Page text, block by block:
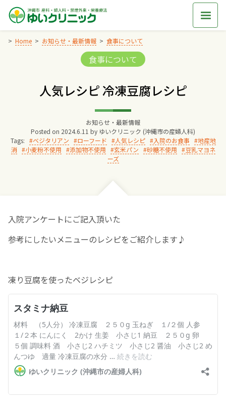
Skip
content
Home お知らせ・最新情報 食事について
Categories:
食事について
人気レシピ 冷凍豆腐レシピ
お知らせ・最新情報
Posted on 2024.6.11 by ゆいクリニック (沖縄市の産婦人科)
Tags:
ベジタリアン ローフード 人気レシピ 入院のお食事
地産地
消
小麦粉不使用 添加物不使用 玄米パン 砂糖不使用
豆乳マヨネ
ーズ
入院アンケートにご記入頂いた
参考にしたいメニューのレシピをご紹介します♪
凍り豆腐を使ったベジレシピ
院長からのごあいさつ
ゆいクリニックの経営理念
診療料金
妊婦健診
お産について
親と子の結びつき支援
予防接種
その他の診療内容